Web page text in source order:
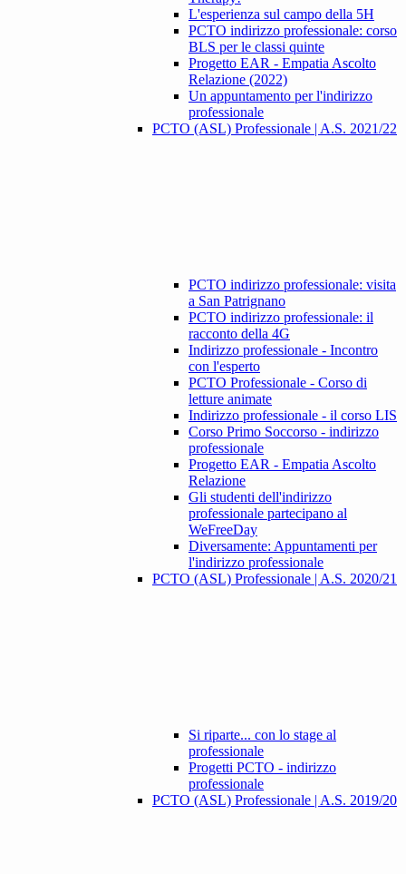
L'esperienza sul campo della 5H
PCTO indirizzo professionale: corso
BLS per le classi quinte
Progetto EAR - Empatia Ascolto
Relazione (2022)
Un appuntamento per l'indirizzo
professionale
PCTO (ASL) Professionale | A.S. 2021/22
PCTO indirizzo professionale: visita
a San Patrignano
PCTO indirizzo professionale: il
racconto della 4G
Indirizzo professionale - Incontro
con l'esperto
PCTO Professionale - Corso di
letture animate
Indirizzo professionale - il corso LIS
Corso Primo Soccorso - indirizzo
professionale
Progetto EAR - Empatia Ascolto
Relazione
Gli studenti dell'indirizzo
professionale partecipano al
WeFreeDay
Diversamente: Appuntamenti per
l'indirizzo professionale
PCTO (ASL) Professionale | A.S. 2020/21
Si riparte... con lo stage al
professionale
Progetti PCTO - indirizzo
professionale
PCTO (ASL) Professionale | A.S. 2019/20